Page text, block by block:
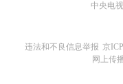
中央电
违法和不良信息举报 京
网上传